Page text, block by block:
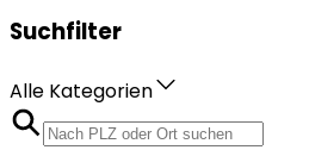
Suchfilter
Alle Kategorien